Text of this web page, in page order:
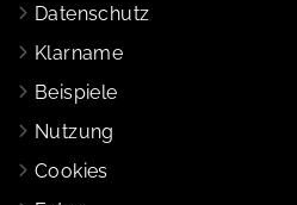
Datenschutz
Klarname
Beispiele
Nutzung
Cookies